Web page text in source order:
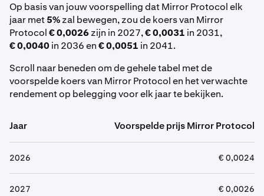
Op basis van jouw voorspelling dat Mirror Protocol elk
jaar met5%zal bewegen, zou de koers van Mirror
Protocol€ 0,0026zijn in 2027,€ 0,0031 in 2031,
€ 0,0040in 2036 en€ 0,0051 in 2041.
Scroll naar beneden om de gehele tabel met de
voorspelde koers van Mirror Protocol en het verwachte
rendement op belegging voor elk jaar te bekijken.
Jaar Voorspelde prijs Mirror Protocol
2026 € 0,0024
2027 € 0,0026